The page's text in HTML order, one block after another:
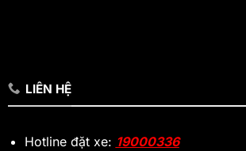
LIÊN HỆ
Hotline đặt xe: 19000336